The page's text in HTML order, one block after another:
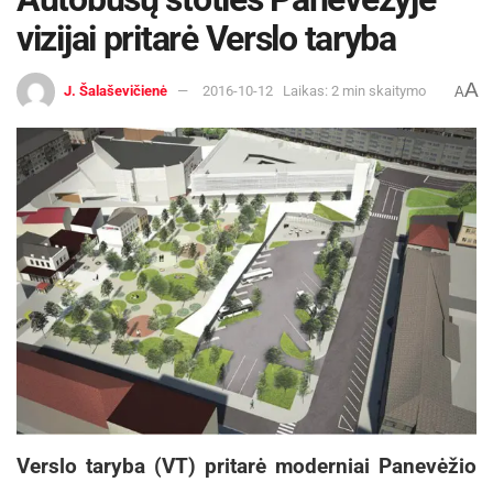
vizijai pritarė Verslo taryba
J. Šalaševičienė 2016-10-12 Laikas: 2 min skaitymo AA
Verslo taryba (VT) pritarė moderniai Panevėžio